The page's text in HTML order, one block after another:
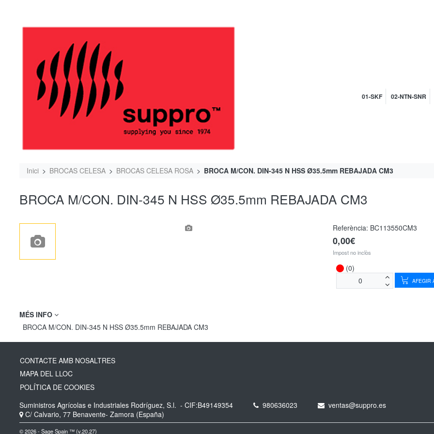
01-SKF 02-NTN-SNR
Inici BROCAS CELESA BROCAS CELESA ROSA BROCA M/CON. DIN-345 N HSS Ø35.5mm REBAJADA CM3
BROCA M/CON. DIN-345 N HSS Ø35.5mm REBAJADA CM3
Referència: BC113550CM3
0,00€
Impost no inclòs
(0)
AFEGIR
MÉS INFO
BROCA M/CON. DIN-345 N HSS Ø35.5mm REBAJADA CM3
CONTACTE AMB NOSALTRES
MAPA DEL LLOC
POLÍTICA DE COOKIES
Suministros Agrícolas e Industriales Rodríguez, S.l. - CIF:B49149354
C/ Calvario, 77 Benavente- Zamora (España)
980636023 ventas@suppro.es
© 2026 - Sage Spain ™ (v.20.27)